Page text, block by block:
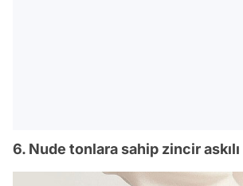
6. Nude tonlara sahip zincir